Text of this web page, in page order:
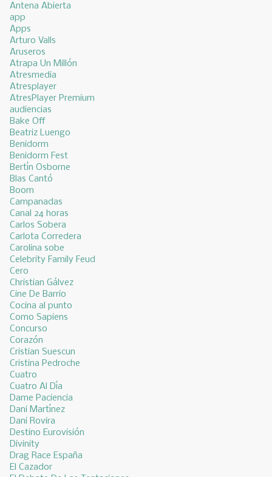
Antena Abierta
app
Apps
Arturo Valls
Aruseros
Atrapa Un Millón
Atresmedia
Atresplayer
AtresPlayer Premium
audiencias
Bake Off
Beatriz Luengo
Benidorm
Benidorm Fest
Bertín Osborne
Blas Cantó
Boom
Campanadas
Canal 24 horas
Carlos Sobera
Carlota Corredera
Carolina sobe
Celebrity Family Feud
Cero
Christian Gálvez
Cine De Barrio
Cocina al punto
Como Sapiens
Concurso
Corazón
Cristian Suescun
Cristina Pedroche
Cuatro
Cuatro Al Día
Dame Paciencia
Dani Martínez
Dani Rovira
Destino Eurovisión
Divinity
Drag Race España
El Cazador